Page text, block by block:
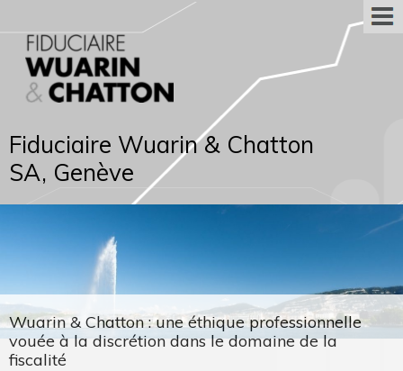
Fiduciaire Wuarin & Chatton
SA, Genève
Wuarin & Chatton : une éthique professionnelle
vouée à la discrétion dans le domaine de la
fiscalité